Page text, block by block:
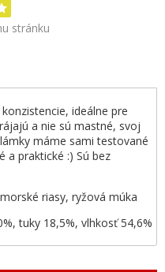
stránku
ideálne pre
a nie sú mastné, svoj
máme sami testované
a praktické :) Sú bez
riasy, ryžová múka
tuky 18,5%, vlhkosť 54,6%